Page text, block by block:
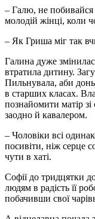
– Галю, не побивайся
молодій жінці, коли
– Як Гриша міг так
Галина дуже
втратила дитину.
Пильнувала, аби
в старших класах.
познайомити матір
заодно й кавалером.
– Чоловіки всі
посивіти, ніж серце
чути в хаті.
Софії до тридцятки
людям в радість її
побачивши свої